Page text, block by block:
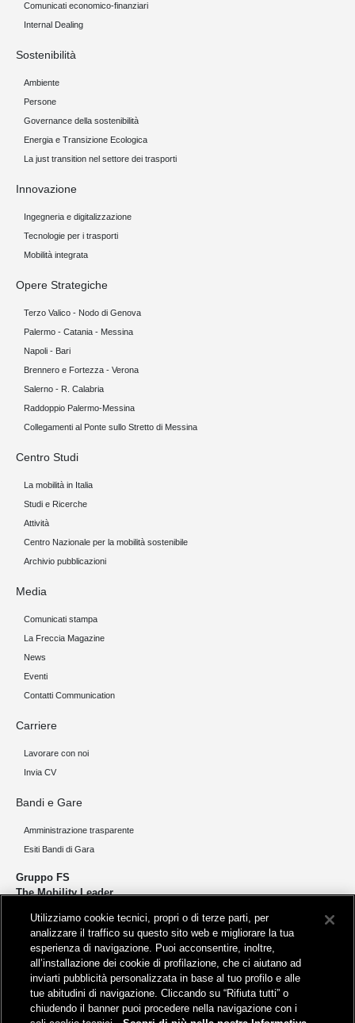
Comunicati economico-finanziari
Internal Dealing
Sostenibilità
Ambiente
Persone
Governance della sostenibilità
Energia e Transizione Ecologica
La just transition nel settore dei trasporti
Innovazione
Ingegneria e digitalizzazione
Tecnologie per i trasporti
Mobilità integrata
Opere Strategiche
Terzo Valico - Nodo di Genova
Palermo - Catania - Messina
Napoli - Bari
Brennero e Fortezza - Verona
Salerno - R. Calabria
Raddoppio Palermo-Messina
Collegamenti al Ponte sullo Stretto di Messina
Centro Studi
La mobilità in Italia
Studi e Ricerche
Attività
Centro Nazionale per la mobilità sostenibile
Archivio pubblicazioni
Media
Comunicati stampa
La Freccia Magazine
News
Eventi
Contatti Communication
Carriere
Lavorare con noi
Invia CV
Bandi e Gare
Amministrazione trasparente
Esiti Bandi di Gara
Gruppo FS
The Mobility Leader
Progettiamo e realizziamo infrastrutture per una mobilità sostenibile di
persone e merci. Accorciamo le distanze per lo sviluppo e la crescita
del nostro Paese.
Utilizziamo cookie tecnici, propri o di terze parti, per
analizzare il traffico su questo sito web e migliorare la tua
esperienza di navigazione. Puoi acconsentire, inoltre,
all’installazione dei cookie di profilazione, che ci aiutano ad
inviarti pubblicità personalizzata in base al tuo profilo e alle
tue abitudini di navigazione. Cliccando su “Rifiuta tutti” o
chiudendo il banner puoi procedere nella navigazione con i